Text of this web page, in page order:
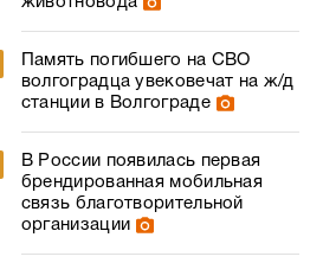
Память погибшего на СВО
волгоградца увековечат на ж/д
станции в Волгограде
В России появилась первая
брендированная мобильная
связь благотворительной
организации